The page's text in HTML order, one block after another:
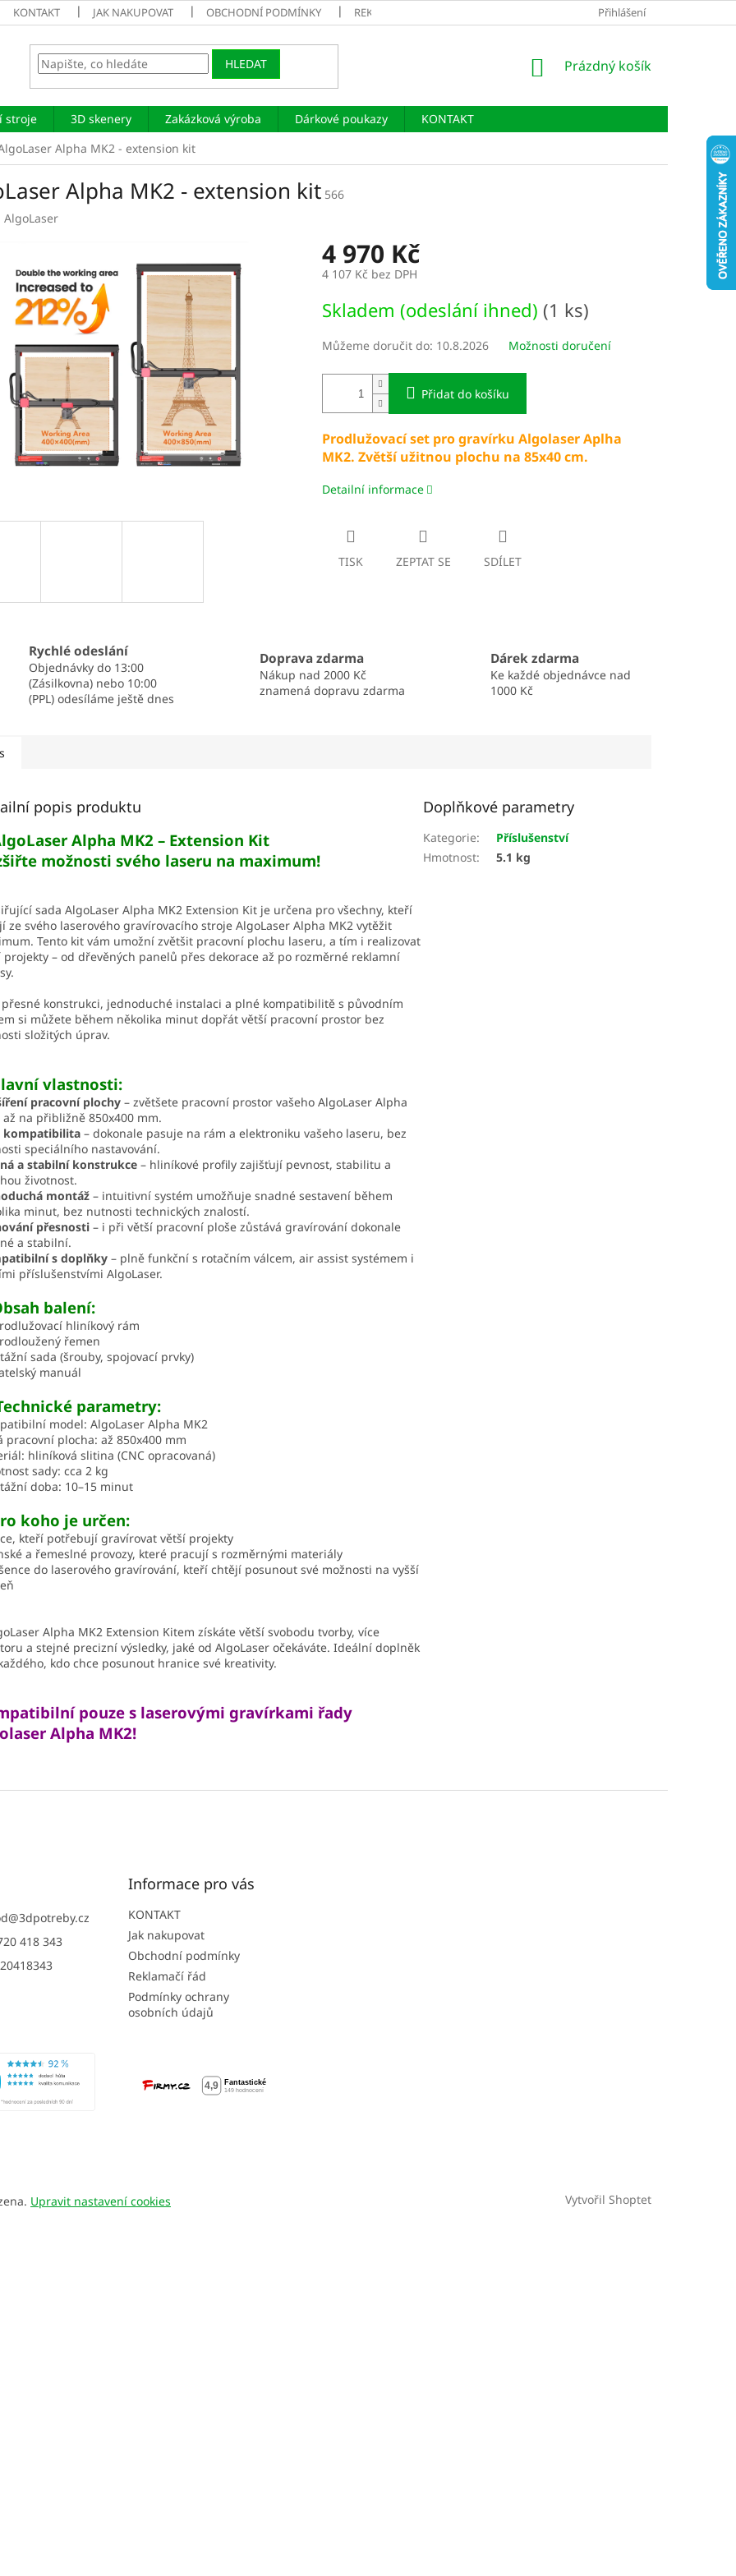
KONTAKT JAK NAKUPOVAT OBCHODNÍ PODMÍNKY REKLAMAČÍ ŘÁD PODMÍNKY OCHRANY OSOBNÍCH ÚDAJŮ
Přihlášení
HLEDAT
NÁKUPNÍ
Prázdný košík
stroje 3D skenery Zakázková výroba Dárkové poukazy
KONTAKT
Alpha MK2 - extension kit
Alpha MK2 - extension kit 566
AlgoLaser
4 970 Kč
4 107 Kč bez DPH
cena:
Skladem (odeslání ihned) (1 ks)
Můžeme doručit do: 10.8.2026 Možnosti doručení
Přidat do košíku
Prodlužovací set pro gravírku Algolaser Aplha
MK2. Zvětší užitnou plochu na 85x40 cm.
Detailní informace
TISK ZEPTAT SE SDÍLET
Rychlé odeslání
Objednávky do 13:00
(Zásilkovna) nebo 10:00
(PPL) odesíláme ještě dnes
Doprava zdarma
Nákup nad 2000 Kč
znamená dopravu zdarma
Dárek zdarma
Ke každé objednávce nad
1000 Kč
popis produktu
Alpha MK2 – Extension Kit
možnosti svého laseru na maximum!
sada AlgoLaser Alpha MK2 Extension Kit je určena pro všechny, kteří
ze svého laserového gravírovacího stroje AlgoLaser Alpha MK2 vytěžit
Tento kit vám umožní zvětšit pracovní plochu laseru, a tím i realizovat
projekty – od dřevěných panelů přes dekorace až po rozměrné reklamní
přesné konstrukci, jednoduché instalaci a plné kompatibilitě s původním
si můžete během několika minut dopřát větší pracovní prostor bez
složitých úprav.
vlastnosti:
pracovní plochy – zvětšete pracovní prostor vašeho AlgoLaser Alpha
až na přibližně 850x400 mm.
kompatibilita – dokonale pasuje na rám a elektroniku vašeho laseru, bez
speciálního nastavování.
a stabilní konstrukce – hliníkové profily zajišťují pevnost, stabilitu a
životnost.
montáž – intuitivní systém umožňuje snadné sestavení během
minut, bez nutnosti technických znalostí.
přesnosti – i při větší pracovní ploše zůstává gravírování dokonale
a stabilní.
s doplňky – plně funkční s rotačním válcem, air assist systémem i
příslušenstvími AlgoLaser.
balení:
hliníkový rám
řemen
sada (šrouby, spojovací prvky)
manuál
parametry:
model: AlgoLaser Alpha MK2
pracovní plocha: až 850x400 mm
hliníková slitina (CNC opracovaná)
sady: cca 2 kg
doba: 10–15 minut
koho je určen:
kteří potřebují gravírovat větší projekty
a řemeslné provozy, které pracují s rozměrnými materiály
do laserového gravírování, kteří chtějí posunout své možnosti na vyšší
Alpha MK2 Extension Kitem získáte větší svobodu tvorby, více
a stejné precizní výsledky, jaké od AlgoLaser očekáváte. Ideální doplněk
kdo chce posunout hranice své kreativity.
pouze s laserovými gravírkami řady
Alpha MK2!
Doplňkové parametry
Kategorie:
Příslušenství
Hmotnost: 5.1 kg
@3dpotreby.cz
418 343
Informace pro vás
KONTAKT
Jak nakupovat
Obchodní podmínky
Reklamačí řád
Podmínky ochrany
osobních údajů
Vytvořil Shoptet
Upravit nastavení cookies